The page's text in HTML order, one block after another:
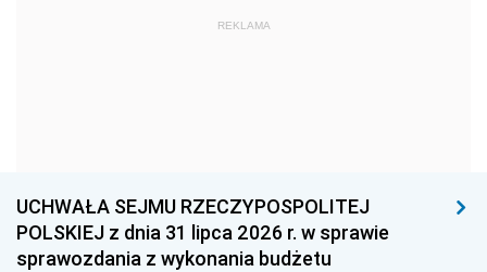
1959
1939 1938 1937
1936 1930
REKLAMA
UCHWAŁA SEJMU RZECZYPOSPOLITEJ
POLSKIEJ z dnia 31 lipca 2026 r. w sprawie
sprawozdania z wykonania budżetu